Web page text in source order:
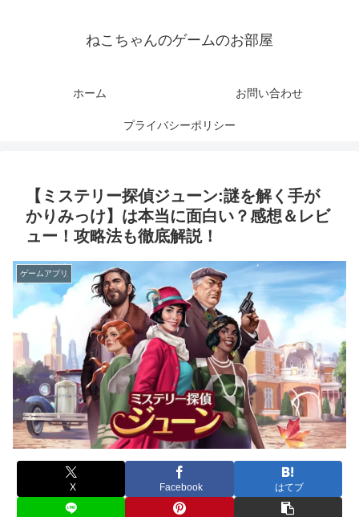
ねこちゃんのゲームのお部屋
ホーム お問い合わせ
プライバシーポリシー
【ミステリー探偵ジューン:謎を解く手が
かりみっけ】は本当に面白い？感想＆レビ
ュー！攻略法も徹底解説！
ゲームアプリ
X Facebook はてブ